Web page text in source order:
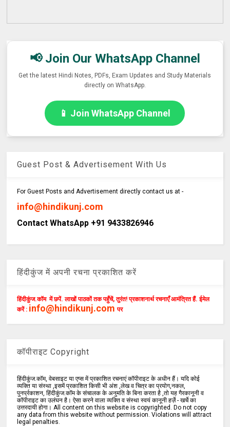
📢 Join Our WhatsApp Channel
Get the latest Hindi Notes, PDFs, Exam Updates and Study Materials
directly on WhatsApp.
📱 Join WhatsApp Channel
Guest Post & Advertisement With Us
For Guest Posts and Advertisement directly contact us at -
info@hindikunj.com
Contact WhatsApp +91 9433826946
हिंदीकुंज में अपनी रचना प्रकाशित करें
हिंदीकुंज.कॉम में छपें. लाखों पाठकों तक पहुँचें, तुरंत! प्रकाशनार्थ रचनाएँ आमंत्रित हैं. ईमेल
करें : info@hindikunj.com पर
कॉपीराइट Copyright
हिंदीकुंज.कॉम, वेबसाइट या एप्स में प्रकाशित रचनाएं कॉपीराइट के अधीन हैं। यदि कोई
व्यक्ति या संस्था ,इसमें प्रकाशित किसी भी अंश ,लेख व चित्र का प्रयोग,नकल,
पुनर्प्रकाशन, हिंदीकुंज.कॉम के संचालक के अनुमति के बिना करता है ,तो यह गैरकानूनी व
कॉपीराइट का उलंघन है। ऐसा करने वाला व्यक्ति व संस्था स्वयं कानूनी हर्ज़े - खर्चे का
उत्तरदायी होगा। All content on this website is copyrighted. Do not copy
any data from this website without permission. Violations will attract
legal penalties.